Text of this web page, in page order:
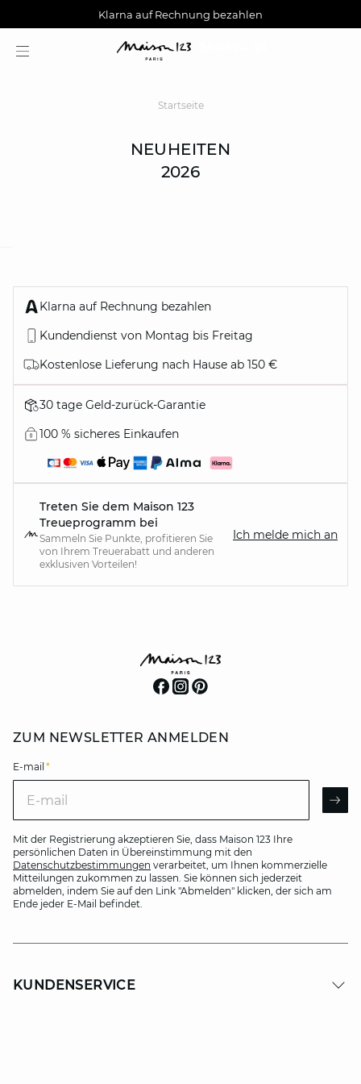
Kostenlose Lieferung nach Hause ab 150 €
AGUA : Entdecken Sie unsere neue Kollektion
Klarna auf Rechnung bezahlen
Startseite
NEUHEITEN
2026
Klarna auf Rechnung bezahlen
Kundendienst von Montag bis Freitag
Kostenlose Lieferung nach Hause ab 150 €
30 tage Geld-zurück-Garantie
100 % sicheres Einkaufen
Treten Sie dem Maison 123
Treueprogramm bei
Sammeln Sie Punkte, profitieren Sie
von Ihrem Treuerabatt und anderen
exklusiven Vorteilen!
Ich melde mich an
ZUM NEWSLETTER ANMELDEN
E-mail *
Mit der Registrierung akzeptieren Sie, dass Maison 123 Ihre
persönlichen Daten in Übereinstimmung mit den
Datenschutzbestimmungen verarbeitet, um Ihnen kommerzielle
Mitteilungen zukommen zu lassen. Sie können sich jederzeit
abmelden, indem Sie auf den Link "Abmelden" klicken, der sich am
Ende jeder E-Mail befindet.
KUNDENSERVICE